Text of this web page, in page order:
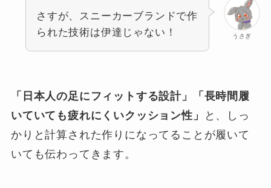
うさぎ
さすが、スニーカーブランドで作
られた技術は伊達じゃない！
「日本人の足にフィットする設計」「長時間履
いていても疲れにくいクッション性」
と、しっ
かりと計算された作りになってることが履いて
いても伝わってきます。